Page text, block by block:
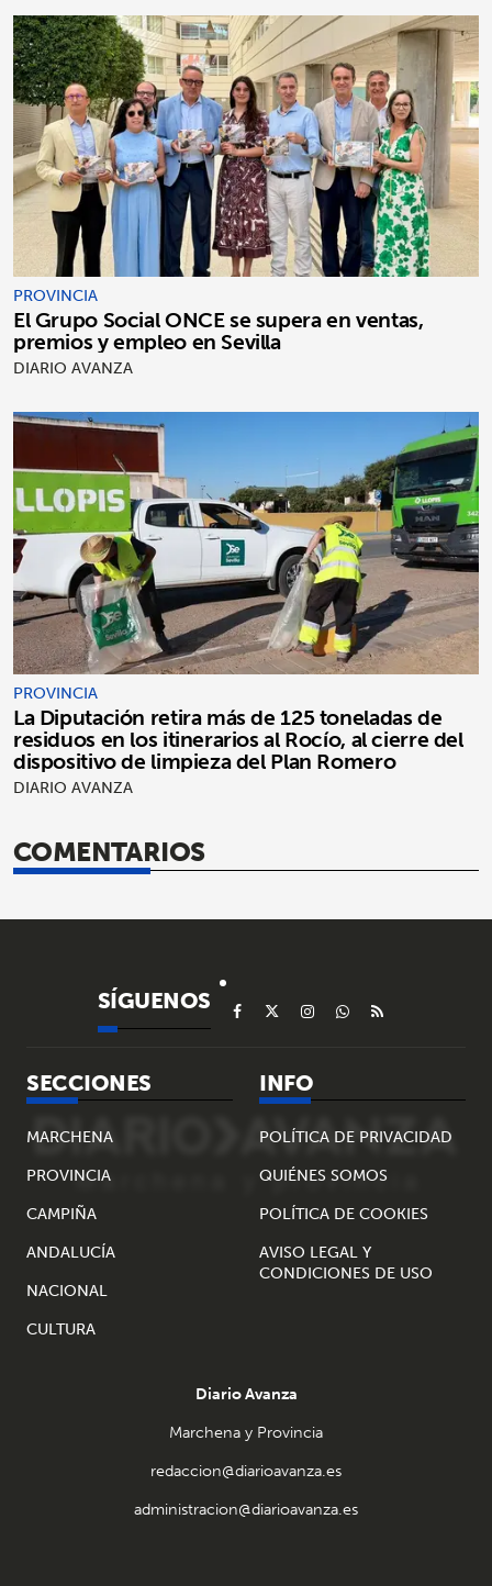
PROVINCIA
El Grupo Social ONCE se supera en ventas,
premios y empleo en Sevilla
DIARIO AVANZA
PROVINCIA
La Diputación retira más de 125 toneladas de
residuos en los itinerarios al Rocío, al cierre del
dispositivo de limpieza del Plan Romero
DIARIO AVANZA
COMENTARIOS
SÍGUENOS
SECCIONES
MARCHENA
PROVINCIA
CAMPIÑA
ANDALUCÍA
NACIONAL
CULTURA
INFO
POLÍTICA DE PRIVACIDAD
QUIÉNES SOMOS
POLÍTICA DE COOKIES
AVISO LEGAL Y
CONDICIONES DE USO
Diario Avanza
Marchena y Provincia
redaccion@diarioavanza.es
administracion@diarioavanza.es